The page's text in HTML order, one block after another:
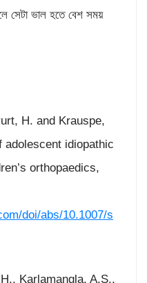
সেটা ভাল হতে বেশ সময়
H. and Krauspe,
adolescent idiopathic
orthopaedics,
doi/abs/10.1007/s
Karlamangla, A.S.,